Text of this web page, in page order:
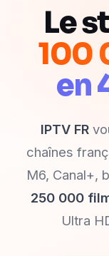
Le
100
en
IPTV FR
chaînes
M6, Canal+,
250 000
Ultra